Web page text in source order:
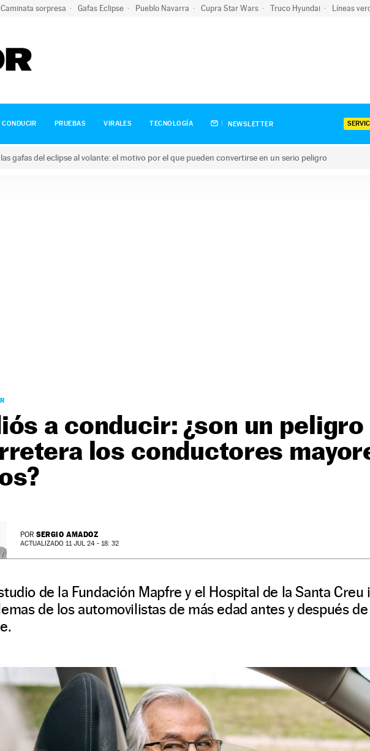
Caminata sorpresa Gafas Eclipse Pueblo Navarra Cupra Star Wars Truco Hyundai Líneas
CONDUCIR PRUEBAS VIRALES TECNOLOGÍA NEWSLETTER
gafas del eclipse al volante: el motivo por el que pueden convertirse en un serio peligro
a conducir: ¿son un peligro
los conductores
POR SERGIO AMADOZ
ACTUALIZADO 11 JUL 24 - 18: 32
de la Fundación Mapfre y el Hospital de la Santa Creu
de los automovilistas de más edad antes y después